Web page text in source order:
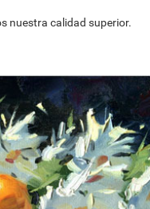
nuestra calidad superior.